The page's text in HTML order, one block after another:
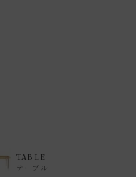
きません。
TABLE
テーブル